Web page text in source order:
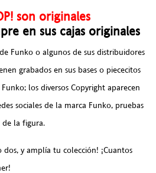
son originales
en sus cajas originales
Funko o algunos de sus distribuidores
grabados en sus bases o piececitos
los diversos Copyright aparecen
sociales de la marca Funko, pruebas
la figura.
y amplía tu colección! ¡Cuantos